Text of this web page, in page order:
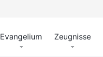
Evangelium Zeugnisse